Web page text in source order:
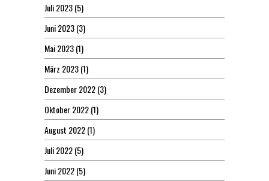
Juli 2023(5)
Juni 2023(3)
Mai 2023(1)
März 2023(1)
Dezember 2022(3)
Oktober 2022(1)
August 2022(1)
Juli 2022(5)
Juni 2022(5)